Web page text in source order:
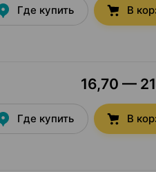
Где купить В
16,70 —
Где купить В